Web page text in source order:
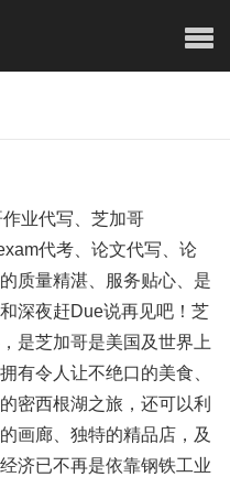
业代写、芝加哥
代考、论文代写、论
质量精湛、服务贴心、是
深夜赶Due说再见吧！芝
是芝加哥是美国及世界上
有令人让不绝口的美食、
密西根湖之旅，还可以利
画廊、独特的精品店，及
济已不再是依靠钢铁工业